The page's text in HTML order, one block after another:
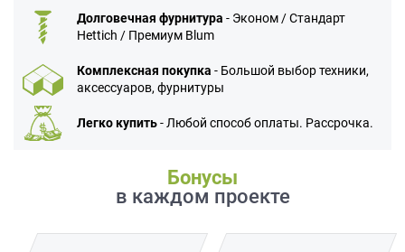
Долговечная фурнитура - Эконом / Стандарт
Hettich / Премиум Blum
Комплексная покупка - Большой выбор техники,
аксессуаров, фурнитуры
Легко купить- Любой способ оплаты. Рассрочка.
Бонусы
в каждом проекте